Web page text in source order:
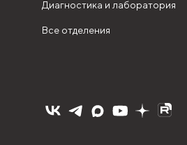
Диагностика и лаборатория
Все отделения